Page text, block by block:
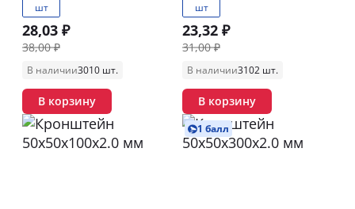
шт
28,03 ₽
38,00 ₽
В наличии3010 шт.
В корзину
шт
23,32 ₽
31,00 ₽
В наличии3102 шт.
В корзину
1 балл